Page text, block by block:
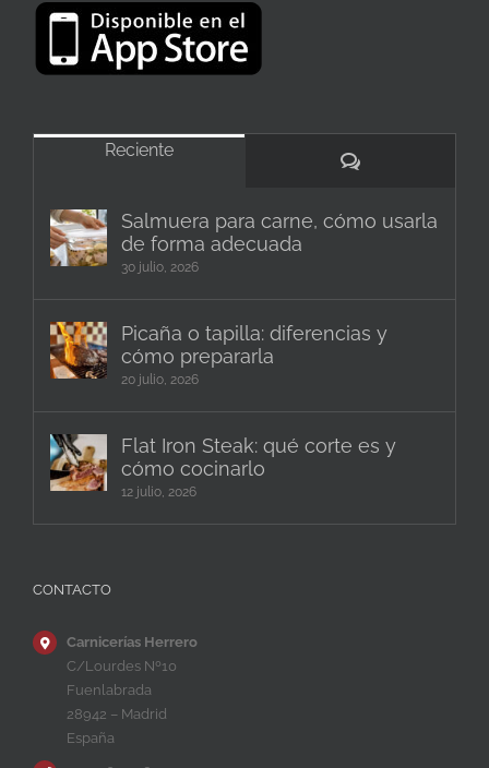
Reciente
Comentarios
Salmuera para carne, cómo usarla
de forma adecuada
30 julio, 2026
Picaña o tapilla: diferencias y
cómo prepararla
20 julio, 2026
Flat Iron Steak: qué corte es y
cómo cocinarlo
12 julio, 2026
CONTACTO
Carnicerías Herrero
C/Lourdes Nº10
Fuenlabrada
28942 – Madrid
España